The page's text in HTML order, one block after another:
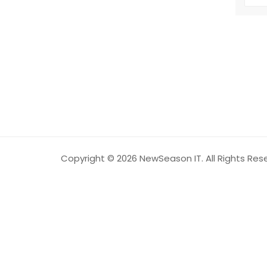
Copyright © 2026 NewSeason IT. All Rights